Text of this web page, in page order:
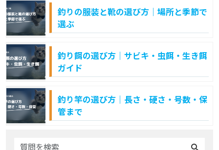
釣りの服装と靴の選び方｜場所と季節で
選ぶ
釣り餌の選び方｜サビキ・虫餌・生き餌
ガイド
釣り竿の選び方｜長さ・硬さ・号数・保
管まで